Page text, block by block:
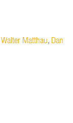
Walter Matthau, Dan